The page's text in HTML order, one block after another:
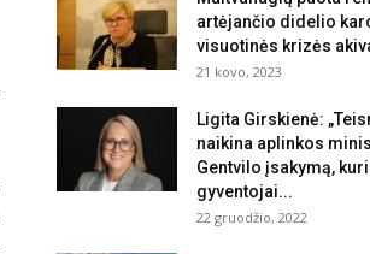
artėjančio didelio
visuotinės krizės
21 kovo, 2023
Ligita Girskienė:
naikina aplinkos
Gentvilo įsakymą,
gyventojai...
22 gruodžio, 2022